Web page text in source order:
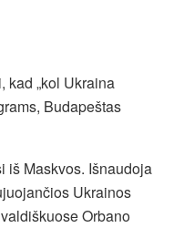
kad „kol Ukraina
Budapeštas
iš Maskvos. Išnaudoja
Ukrainos
Orbano